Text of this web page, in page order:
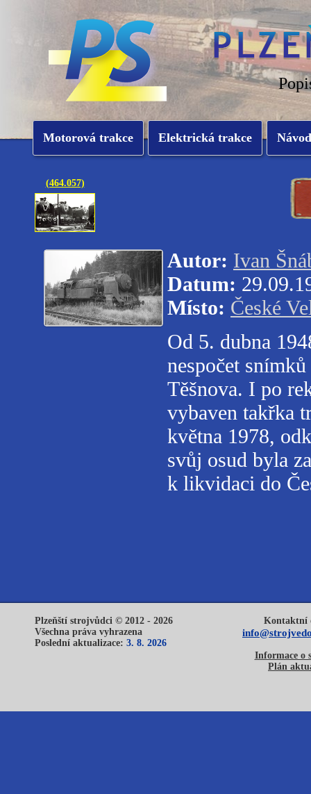
Motorová trakce Elektrická trakce
(464.057)
Autor: Ivan
Datum:
Místo: České
Od 5. dubna
nespočet
Těšnova. I po
vybaven takřka
května 1978,
svůj osud byla
k likvidaci do
Plzeňští strojvůdci © 2012 - 2026
Všechna práva vyhrazena
Poslední aktualizace: 3. 8. 2026
Kontaktní
Informace o
Plán